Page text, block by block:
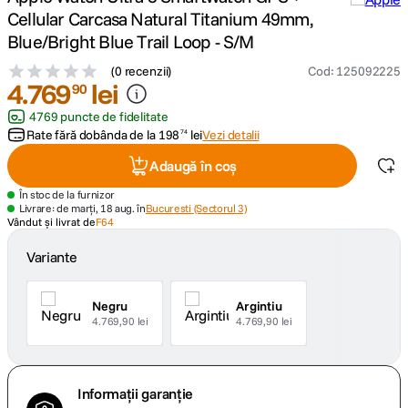
5. canon sx740 hs
6. lavaliera
sony fx
card memorie
9. dji mic mini
10. dji osmo
Cellular Carcasa Natural Titanium 49mm,
Blue/Bright Blue Trail Loop - S/M
(0 recenzii) Cod: 125092225
4.76990 lei
4769 puncte de fidelitate
Rate fără dobânda de la 198 74 leiVezi detalii
Adaugă în coș
În stoc de la furnizor
Livrare: de marți, 18 aug. înBucuresti (Sectorul 3)
Vândut și livrat deF64
Variante
Negru
4.769,90 lei
Argintiu
4.769,90 lei
Informații garanție